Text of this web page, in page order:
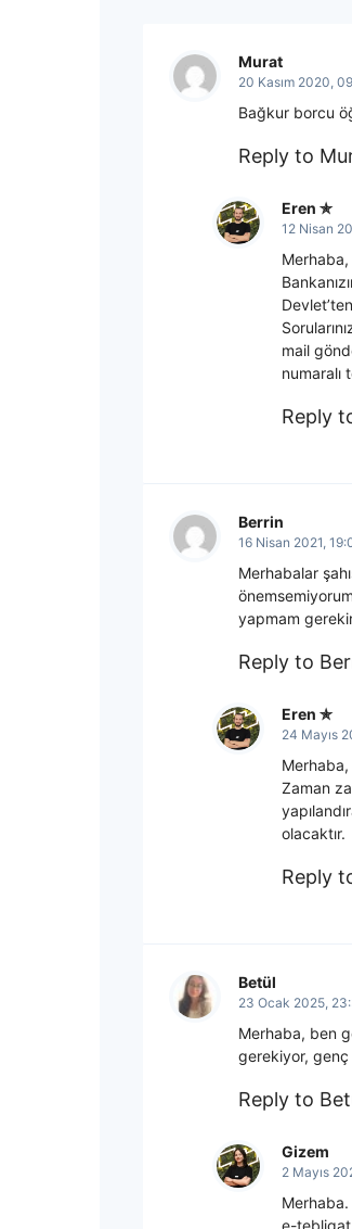
Murat
20 Kasım 2020,
Bağkur borcu
Reply to
Eren
12 Nisan
Merhaba,
mail
numaralı
Reply
Berrin
16 Nisan 2021,
Merhabalar
yapmam
Reply to
Eren
24 Mayıs
Merhaba,
Zaman
olacaktır.
Reply
Betül
23 Ocak 2025,
Merhaba, ben
gerekiyor,
Reply to
Gizem
2 Mayıs
e-tebligat